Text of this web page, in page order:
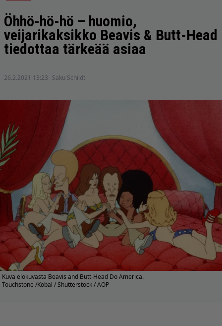
Öhhö-hö-hö – huomio,
veijarikaksikko Beavis & Butt-Head
tiedottaa tärkeää asiaa
26.2.2021 13:23 Saku Schildt
Kuva elokuvasta Beavis and Butt-Head Do America.
Touchstone /Kobal / Shutterstock / AOP